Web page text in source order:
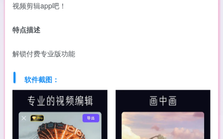
视频剪辑app吧！
特点描述
解锁付费专业版功能
软件截图：